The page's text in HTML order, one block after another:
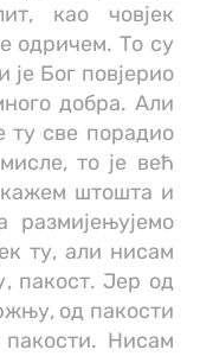
као човјек
одричем. То су
је Бог повјерио
добра. Али
ту све порадио
то је већ
штошта и
ту, али нисам
пакост. Јер од
од пакости
Нисам